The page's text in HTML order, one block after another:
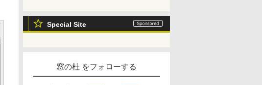
Special Site
窓の杜 をフォローする